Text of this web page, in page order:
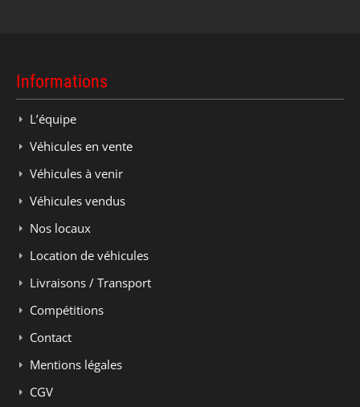
Informations
L’équipe
Véhicules en vente
Véhicules à venir
Véhicules vendus
Nos locaux
Location de véhicules
Livraisons / Transport
Compétitions
Contact
Mentions légales
CGV